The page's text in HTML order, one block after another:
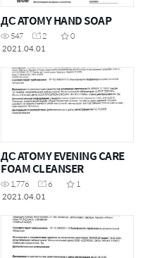
ДС ATOMY HAND SOAP
547 2
0
2021.04.01
ДС ATOMY EVENING CARE
FOAM CLEANSER
1,776 6
1
2021.04.01